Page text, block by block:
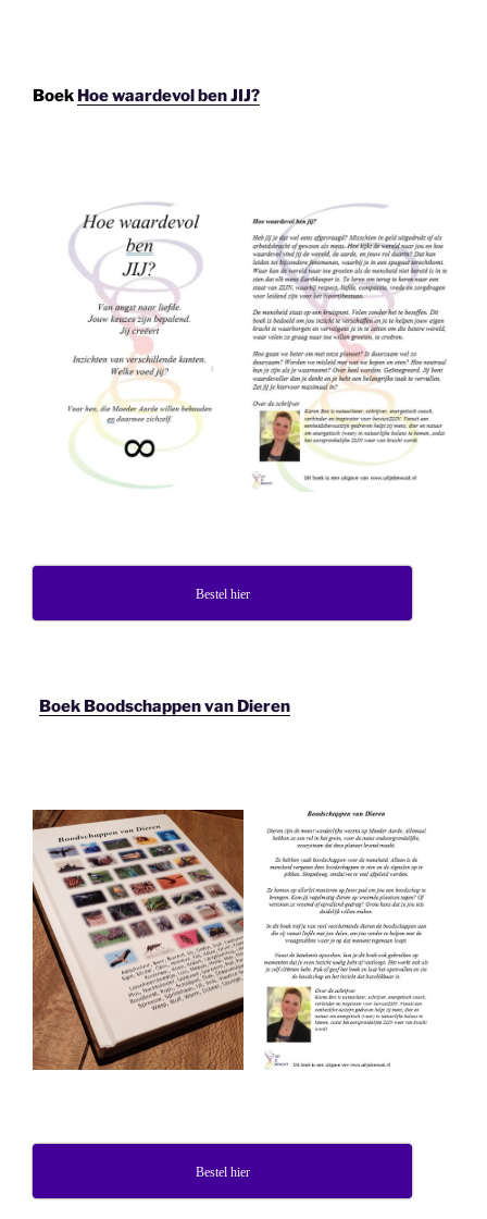
Boek Hoe waardevol ben JIJ?
Bestel hier
Boek Boodschappen van Dieren
Bestel hier